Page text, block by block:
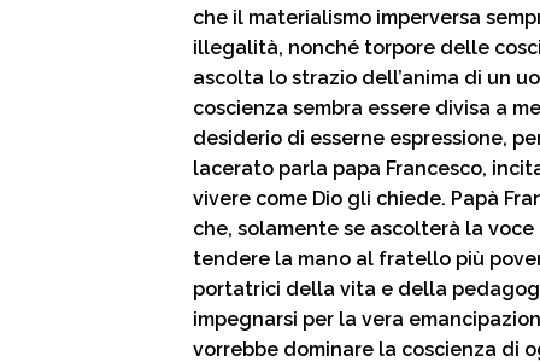
che il materialismo imperversa
illegalità, nonché torpore delle
ascolta lo strazio dell’anima di un
coscienza sembra essere divisa a
desiderio di esserne espressione,
lacerato parla papa Francesco,
vivere come Dio gli chiede. Papà
che, solamente se ascolterà la
tendere la mano al fratello più
portatrici della vita e della
impegnarsi per la vera
vorrebbe dominare la coscienza di